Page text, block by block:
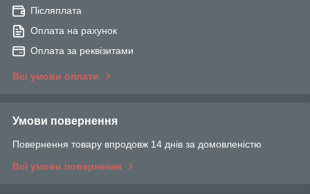
Післяплата
Оплата на рахунок
Оплата за реквізитами
Всі умови оплати
Умови повернення
Повернення товару впродовж 14 днів за домовленістю
Всі умови повернення